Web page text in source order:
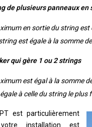
de plusieurs panneaux en
en sortie du string
est égale à la somme
qui gère 1 ou 2 strings
est égal à la somme
à celle du string le plus
est particulièrement
installation est